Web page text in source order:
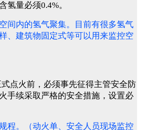
氢量必须0.4%。
间内的氢气聚集。目前有很多氢气
、建筑物固定式等可以用来监控空
点火前，必须事先征得主管安全防
手续采取严格的安全措施，设置必
程。（动火单、安全人员现场监控